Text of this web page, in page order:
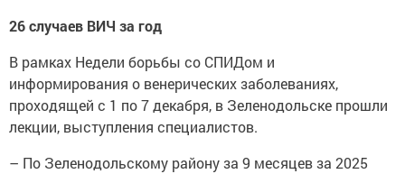
26 случаев ВИЧ за год
В рамках Недели борьбы со СПИДом и
информирования о венерических заболеваниях,
проходящей с 1 по 7 декабря, в Зеленодольске прошли
лекции, выступления специалистов.
– По Зеленодольскому району за 9 месяцев за 2025